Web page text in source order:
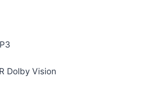
Dolby Vision